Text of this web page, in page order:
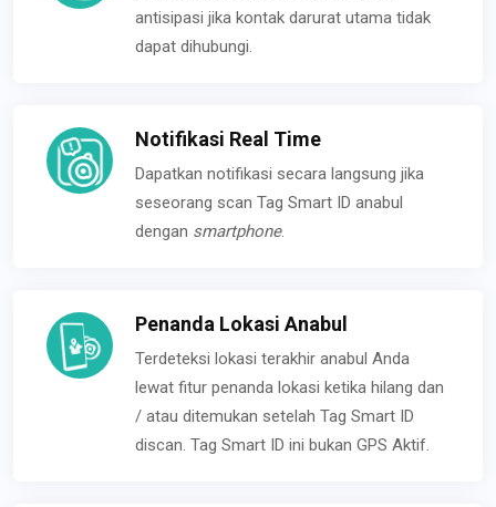
antisipasi jika kontak darurat utama tidak
dapat dihubungi.
Notifikasi Real Time
Dapatkan notifikasi secara langsung jika
seseorang scan Tag Smart ID anabul
dengan smartphone.
Penanda Lokasi Anabul
Terdeteksi lokasi terakhir anabul Anda
lewat fitur penanda lokasi ketika hilang dan
/ atau ditemukan setelah Tag Smart ID
discan. Tag Smart ID ini bukan GPS Aktif.